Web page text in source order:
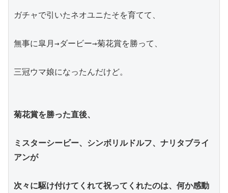
ガチャで引いたネオユニたそを育てて、
無事に皐月→ダービー→菊花賞を勝って、
三冠ウマ娘になったんだけど。
菊花賞を勝った直後、
ミスターシービー、シンボリルドルフ、ナリタブライ
アンが
次々に駆け付けてくれて祝ってくれたのは、何か感動